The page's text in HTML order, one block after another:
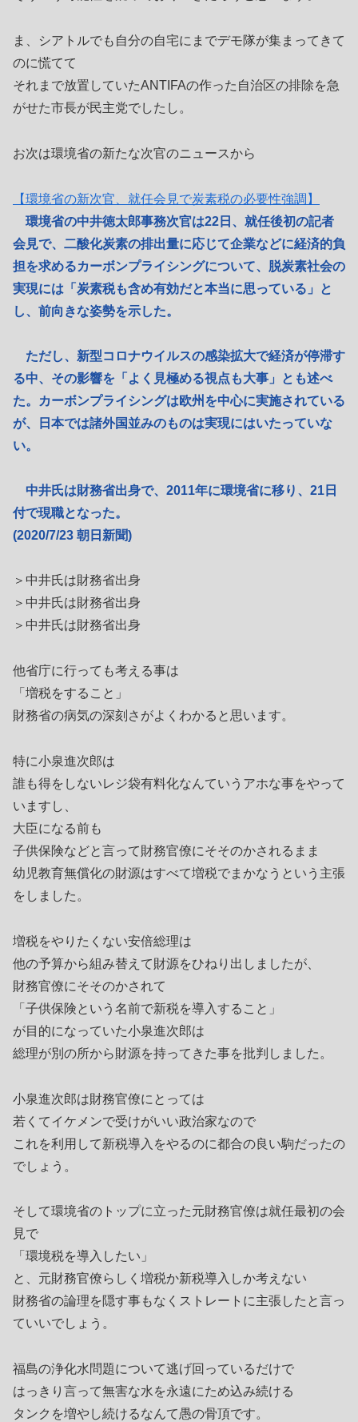
ま、シアトルでも自分の自宅にまでデモ隊が集まってきて
のに慌てて
それまで放置していたANTIFAの作った自治区の排除を急
がせた市長が民主党でしたし。
お次は環境省の新たな次官のニュースから
【環境省の新次官、就任会見で炭素税の必要性強調】
環境省の中井徳太郎事務次官は22日、就任後初の記者
会見で、二酸化炭素の排出量に応じて企業などに経済的負
担を求めるカーボンプライシングについて、脱炭素社会の
実現には「炭素税も含め有効だと本当に思っている」と
し、前向きな姿勢を示した。
ただし、新型コロナウイルスの感染拡大で経済が停滞す
る中、その影響を「よく見極める視点も大事」とも述べ
た。カーボンプライシングは欧州を中心に実施されている
が、日本では諸外国並みのものは実現にはいたっていな
い。
中井氏は財務省出身で、2011年に環境省に移り、21日
付で現職となった。
(2020/7/23 朝日新聞)
＞中井氏は財務省出身
＞中井氏は財務省出身
＞中井氏は財務省出身
他省庁に行っても考える事は
「増税をすること」
財務省の病気の深刻さがよくわかると思います。
特に小泉進次郎は
誰も得をしないレジ袋有料化なんていうアホな事をやって
いますし、
大臣になる前も
子供保険などと言って財務官僚にそそのかされるまま
幼児教育無償化の財源はすべて増税でまかなうという主張
をしました。
増税をやりたくない安倍総理は
他の予算から組み替えて財源をひねり出しましたが、
財務官僚にそそのかされて
「子供保険という名前で新税を導入すること」
が目的になっていた小泉進次郎は
総理が別の所から財源を持ってきた事を批判しました。
小泉進次郎は財務官僚にとっては
若くてイケメンで受けがいい政治家なので
これを利用して新税導入をやるのに都合の良い駒だったの
でしょう。
そして環境省のトップに立った元財務官僚は就任最初の会
見で
「環境税を導入したい」
と、元財務官僚らしく増税か新税導入しか考えない
財務省の論理を隠す事もなくストレートに主張したと言っ
ていいでしょう。
福島の浄化水問題について逃げ回っているだけで
はっきり言って無害な水を永遠にため込み続ける
タンクを増やし続けるなんて愚の骨頂です。